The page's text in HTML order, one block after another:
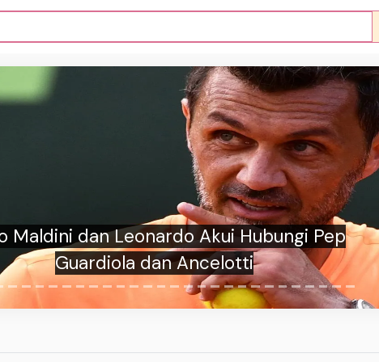
Maldini dan Leonardo Akui Hubungi Pep
Guardiola dan Ancelotti